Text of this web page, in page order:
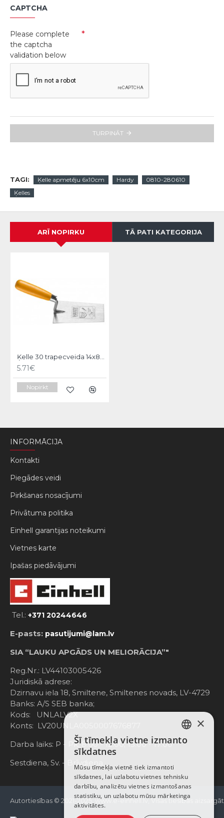
CAPTCHA
Please complete
the captcha
validation below
TURPINĀT
TAGI: Ķelle apmetēju 6x10cm Hardy
0810-280610
Ķelles
ARĪ NOPIRKU TĀ PATI KATEGORIJA
Ķelle 30 trapecveida 14x8cm, Hardy
5.71€
Nopirkt
INFORMĀCIJA
Kontakti
Piegādes veidi
Pirkšanas nosacījumi
Privātuma politika
Einhell garantijas noteikumi
Vietnes karte
Ipašas piedāvājumi
Tel.: +371 20244646
E-pasts: pasutijumi@lam.lv
SIA “LAUKU APGĀDS UN MELIORĀCIJA”"
Reg.Nr.: LV44103005426
Juridiskā adrese:
Dzirnavu iela 18, Smiltene, Smiltenes novads, LV-4729
Banks: A/S SEB banka;
Kods: UNLALV2X
Konts: LV20UNLA0050007676877
Darba laiks: P - Pk. 8:00 - 12:00; 13:00 - 17:00
Sestdiena, Sv. - Brīvdiena
Autortiesības © 2021-2025, www.e-einhell.lv, Visas tiesības
LATVIAN
ENGLISH
×
Šī tīmekļa vietne izmanto
sīkdatnes
Mūsu tīmekļa vietnē tiek izmantoti
sīkdatnes, lai uzlabotu vietnes tehnisku
darbību, analizētu vietnes izmantošanas
statistiku, un uzlabotu mūsu mārketinga
aktivitātes.